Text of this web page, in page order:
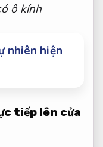
ô kính
nhiên hiện
tiếp lên cửa